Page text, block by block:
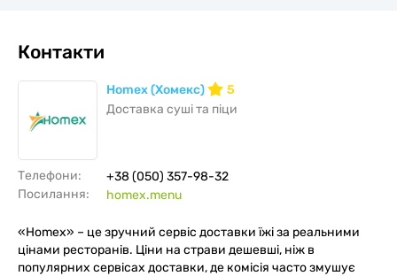
Контакти
Homex (Хомекс)
5
Доставка суші та піци
Телефони:
+38 (050) 357-98-32
Посилання:
homex.menu
«Homex» – це зручний сервіс доставки їжі за реальними
цінами ресторанів. Ціни на страви дешевші, ніж в
популярних сервісах доставки, де комісія часто змушує